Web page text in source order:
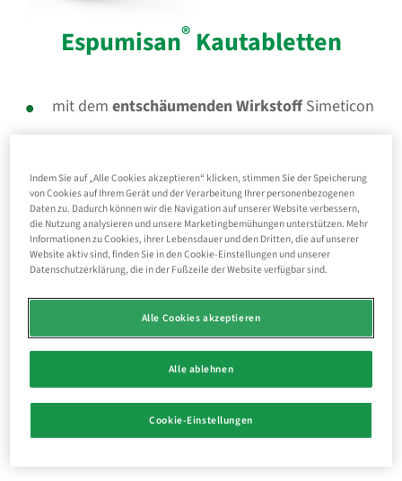
Espumisan®Kautabletten
mit dem entschäumenden WirkstoffSimeticon
reinphysikalisches Wirkprinzip,keine
bisher sind für den Wirkstoff Simeticonkeine
Wechselwirkungenbekannt
auch zur Einnahme vonSchwangeren und
Stillendengut geeignet
diskret, auchohne Wassereinzunehmen
ideal fürunterwegs- gehört in jede
mit angenehmfrischem
Pfefferminzgeschmack
Indem Sie auf „Alle Cookies akzeptieren“ klicken, stimmen Sie der Speicherung
von Cookies auf Ihrem Gerät und der Verarbeitung Ihrer personenbezogenen
Daten zu. Dadurch können wir die Navigation auf unserer Website verbessern,
die Nutzung analysieren und unsere Marketingbemühungen unterstützen. Mehr
Informationen zu Cookies, ihrer Lebensdauer und den Dritten, die auf unserer
Website aktiv sind, finden Sie in den Cookie-Einstellungen und unserer
Datenschutzerklärung, die in der Fußzeile der Website verfügbar sind.
Alle Cookies akzeptieren
Alle ablehnen
Cookie-Einstellungen